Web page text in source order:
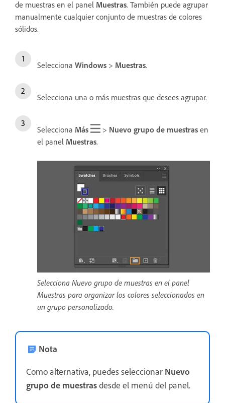
de muestras en el panel Muestras. También puede agrupar
manualmente cualquier conjunto de muestras de colores
sólidos.
Selecciona Windows > Muestras.
Selecciona una o más muestras que desees agrupar.
Selecciona Más > Nuevo grupo de muestras en
el panel Muestras.
Selecciona Nuevo grupo de muestras en el panel
Muestras para organizar los colores seleccionados en
un grupo personalizado.
Nota
Como alternativa, puedes seleccionar Nuevo
grupo de muestrasdesde el menú del panel.